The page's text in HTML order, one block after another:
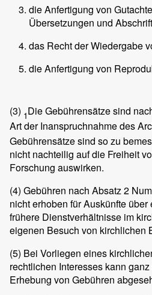
die Anfertigung von
Übersetzungen und
das Recht der Wiedergabe
die Anfertigung von
(3) 1Die Gebührensätze sind
Art der Inanspruchnahme des
Gebührensätze sind so zu
nicht nachteilig auf die Freiheit
Forschung auswirken.
(4) Gebühren nach Absatz 2
nicht erhoben für Auskünfte
frühere Dienstverhältnisse im
eigenen Besuch von kirchlichen
(5) Bei Vorliegen eines
rechtlichen Interesses kann
Erhebung von Gebühren